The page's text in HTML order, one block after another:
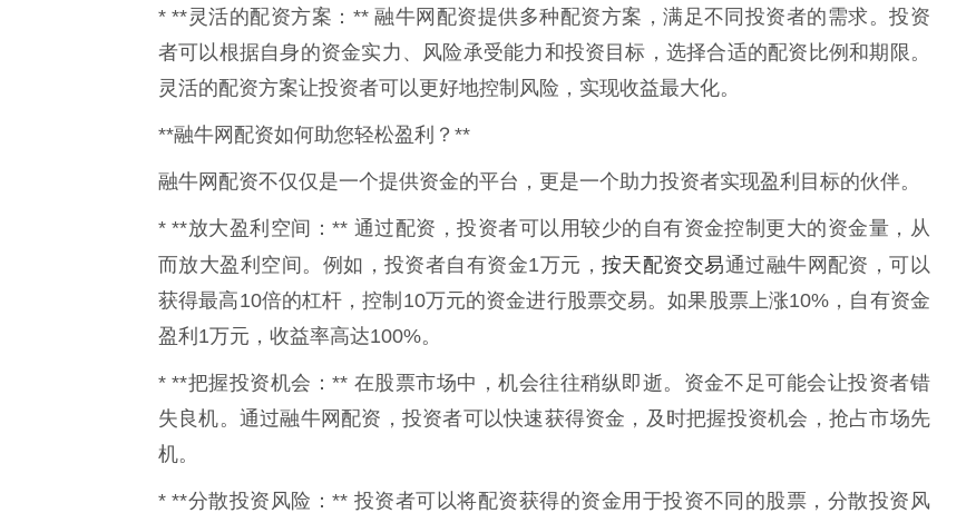
* **灵活的配资方案：** 融牛网配资提供多种配资方案，满足不同投资者的需求。投资
者可以根据自身的资金实力、风险承受能力和投资目标，选择合适的配资比例和期限。
灵活的配资方案让投资者可以更好地控制风险，实现收益最大化。
**融牛网配资如何助您轻松盈利？**
融牛网配资不仅仅是一个提供资金的平台，更是一个助力投资者实现盈利目标的伙伴。
* **放大盈利空间：** 通过配资，投资者可以用较少的自有资金控制更大的资金量，从
而放大盈利空间。例如，投资者自有资金1万元， 按天配资交易通过融牛网配资，可以
获得最高10倍的杠杆，控制10万元的资金进行股票交易。如果股票上涨10%，自有资金
盈利1万元，收益率高达100%。
* **把握投资机会：** 在股票市场中，机会往往稍纵即逝。资金不足可能会让投资者错
失良机。通过融牛网配资，投资者可以快速获得资金，及时把握投资机会，抢占市场先
机。
* **分散投资风险：** 投资者可以将配资获得的资金用于投资不同的股票，分散投资风